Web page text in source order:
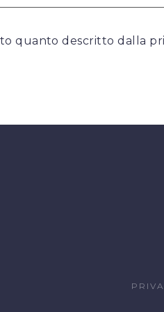
quanto descritto dalla